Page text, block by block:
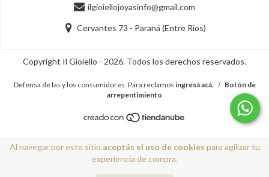
Al navegar por este sitio aceptás el uso de cookies para agilizar tu
experiencia de compra.
ilgioiellojoyasinfo@gmail.com
Cervantes 73 - Paraná (Entre Rios)
Copyright Il Gioiello - 2026. Todos los derechos reservados.
Defensa de las y los consumidores. Para reclamos ingresá acá. / Botón de
arrepentimiento